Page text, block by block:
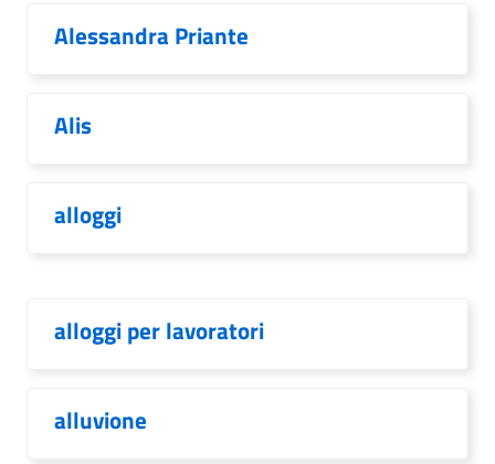
Alessandra Priante
Alis
alloggi
alloggi per lavoratori
alluvione